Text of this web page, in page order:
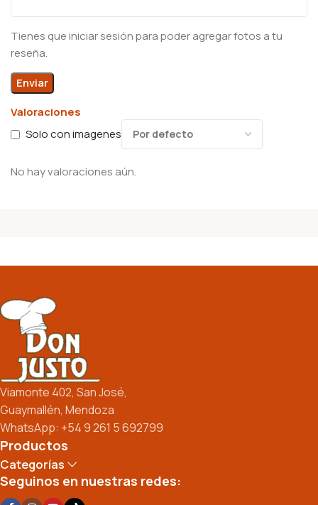
Valoraciones
Solo con imagenes
No hay valoraciones aún.
Tienes que iniciar sesión para poder agregar fotos a tu
reseña.
Viamonte 402, San José,
Guaymallén, Mendoza
WhatsApp: +54 9 261 5 692799
Productos
Categorías
Seguinos en nuestras redes: